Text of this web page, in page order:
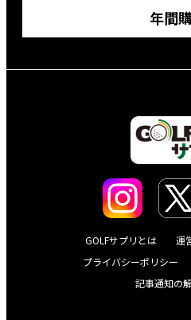
年間
GOLFサプリとは 運
プライバシーポリシー
記事通知の